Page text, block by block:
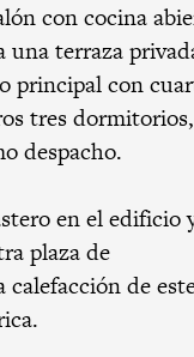
con cocina
una terraza
principal con
tres
despacho.
en el edificio
plaza de
calefacción de